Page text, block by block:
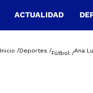
ACTUALIDAD
Inicio /Deportes /Fútbol /Ana